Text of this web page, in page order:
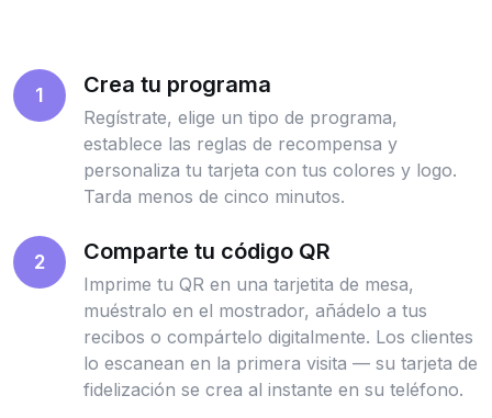
1 Crea tu programa
Regístrate, elige un tipo de programa,
establece las reglas de recompensa y
personaliza tu tarjeta con tus colores y logo.
Tarda menos de cinco minutos.
2 Comparte tu código QR
Imprime tu QR en una tarjetita de mesa,
muéstralo en el mostrador, añádelo a tus
recibos o compártelo digitalmente. Los clientes
lo escanean en la primera visita — su tarjeta de
fidelización se crea al instante en su teléfono.